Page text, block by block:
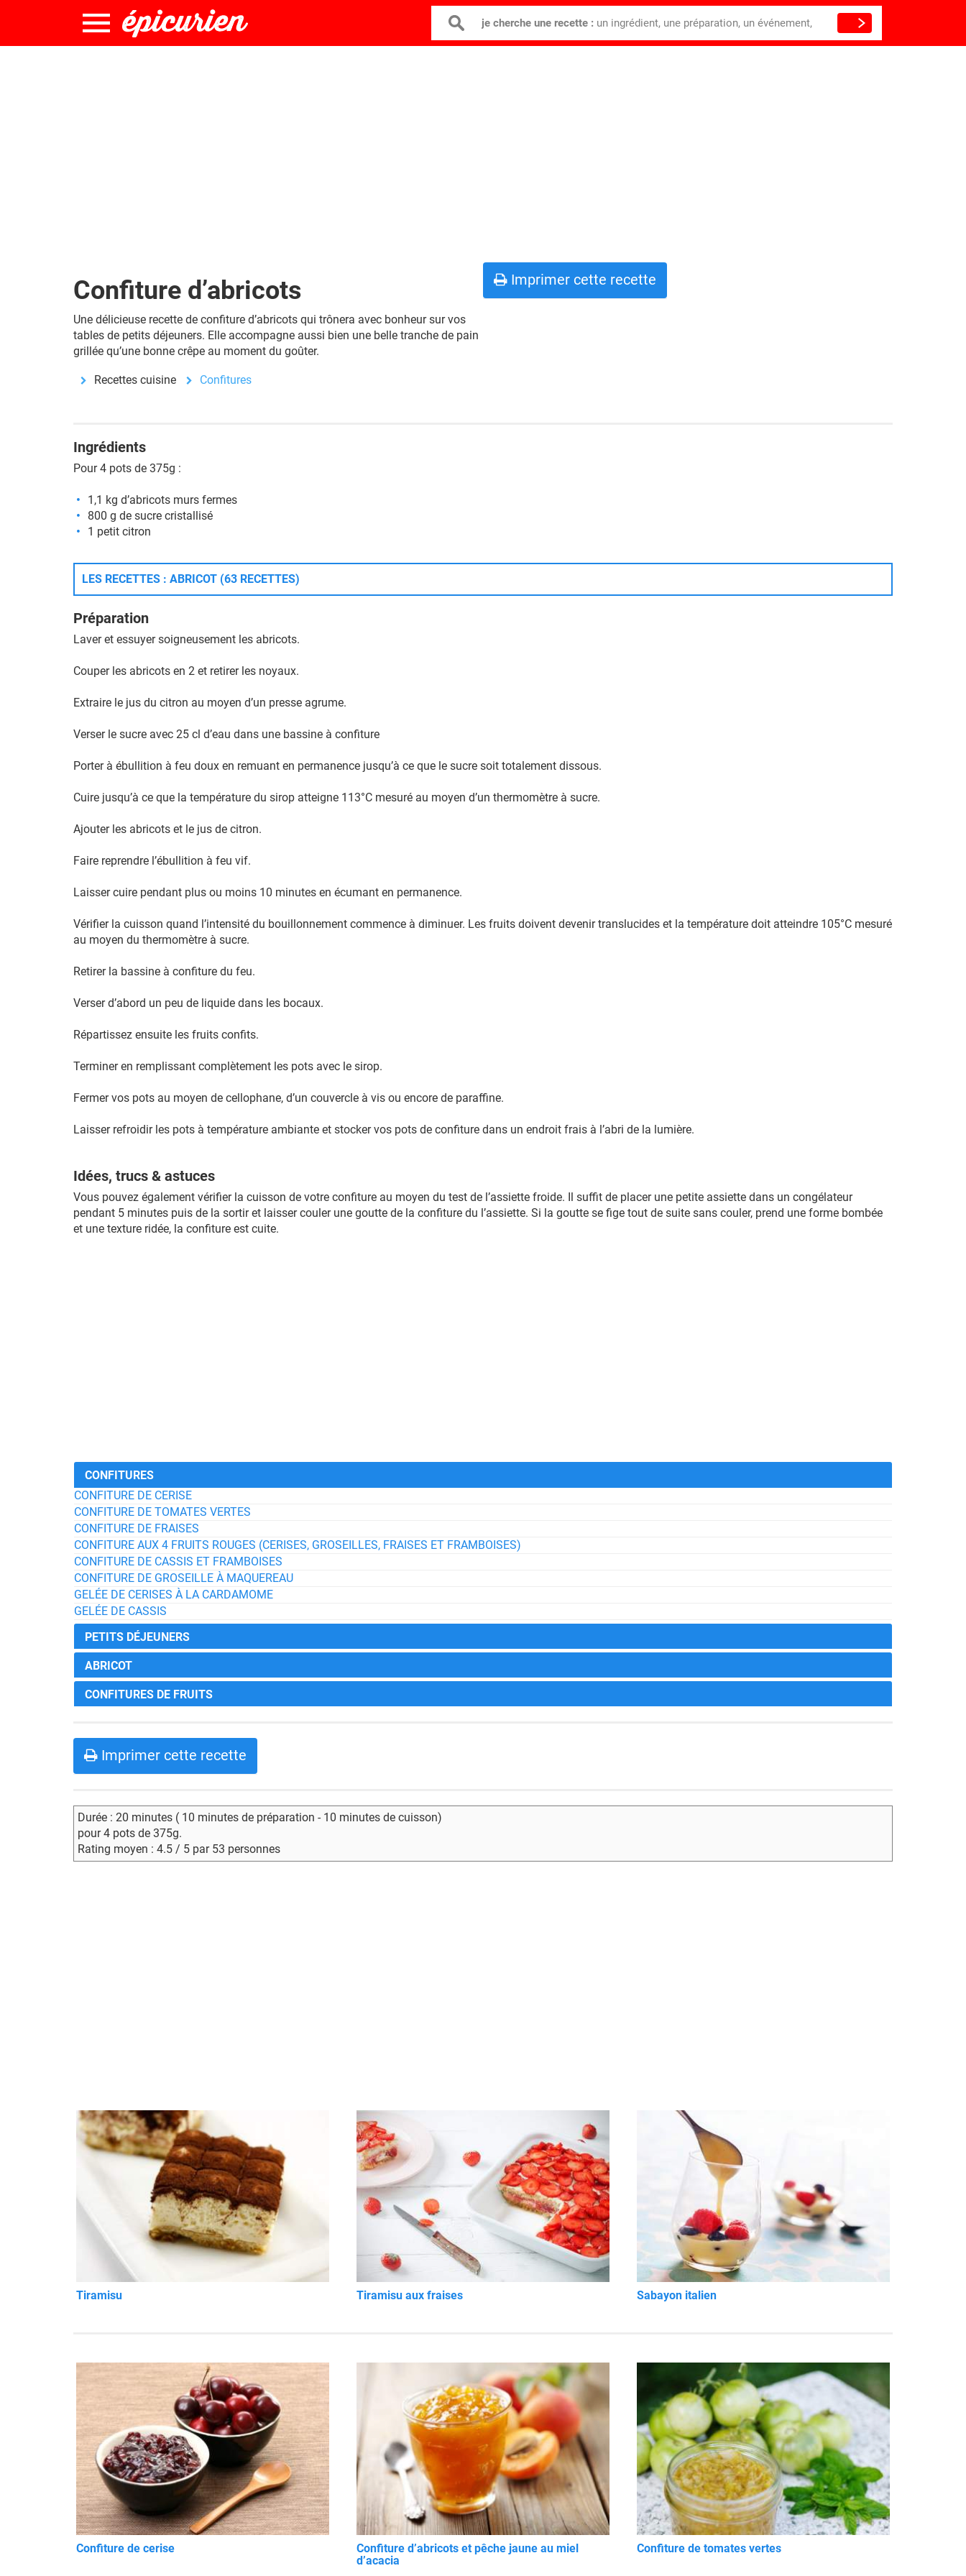
je cherche une recette : un ingrédient, une préparation, un événement,
Confiture d’abricots
Une délicieuse recette de confiture d’abricots qui trônera avec bonheur sur vos
tables de petits déjeuners. Elle accompagne aussi bien une belle tranche de pain
grillée qu’une bonne crêpe au moment du goûter.
Recettes cuisine Confitures
Imprimer cette recette
Ingrédients
Pour 4 pots de 375g :
1,1 kg d’abricots murs fermes
800 g de sucre cristallisé
1 petit citron
LES RECETTES : ABRICOT (63 RECETTES)
Préparation
Laver et essuyer soigneusement les abricots.
Couper les abricots en 2 et retirer les noyaux.
Extraire le jus du citron au moyen d’un presse agrume.
Verser le sucre avec 25 cl d’eau dans une bassine à confiture
Porter à ébullition à feu doux en remuant en permanence jusqu’à ce que le sucre soit totalement dissous.
Cuire jusqu’à ce que la température du sirop atteigne 113°C mesuré au moyen d’un thermomètre à sucre.
Ajouter les abricots et le jus de citron.
Faire reprendre l’ébullition à feu vif.
Laisser cuire pendant plus ou moins 10 minutes en écumant en permanence.
Vérifier la cuisson quand l’intensité du bouillonnement commence à diminuer. Les fruits doivent devenir translucides et la température doit atteindre 105°C mesuré
au moyen du thermomètre à sucre.
Retirer la bassine à confiture du feu.
Verser d’abord un peu de liquide dans les bocaux.
Répartissez ensuite les fruits confits.
Terminer en remplissant complètement les pots avec le sirop.
Fermer vos pots au moyen de cellophane, d’un couvercle à vis ou encore de paraffine.
Laisser refroidir les pots à température ambiante et stocker vos pots de confiture dans un endroit frais à l’abri de la lumière.
Idées, trucs & astuces
Vous pouvez également vérifier la cuisson de votre confiture au moyen du test de l’assiette froide. Il suffit de placer une petite assiette dans un congélateur
pendant 5 minutes puis de la sortir et laisser couler une goutte de la confiture du l’assiette. Si la goutte se fige tout de suite sans couler, prend une forme bombée
et une texture ridée, la confiture est cuite.
CONFITURES
CONFITURE DE CERISE
CONFITURE DE TOMATES VERTES
CONFITURE DE FRAISES
CONFITURE AUX 4 FRUITS ROUGES (CERISES, GROSEILLES, FRAISES ET FRAMBOISES)
CONFITURE DE CASSIS ET FRAMBOISES
CONFITURE DE GROSEILLE À MAQUEREAU
GELÉE DE CERISES À LA CARDAMOME
GELÉE DE CASSIS
PETITS DÉJEUNERS
ABRICOT
CONFITURES DE FRUITS
Imprimer cette recette
Durée : 20 minutes ( 10 minutes de préparation - 10 minutes de cuisson)
pour 4 pots de 375g.
Rating moyen : 4.5 / 5 par 53 personnes
Tiramisu Tiramisu aux fraises Sabayon italien
Confiture de cerise
Confiture d’abricots et pêche jaune au miel
d’acacia
Confiture de tomates vertes